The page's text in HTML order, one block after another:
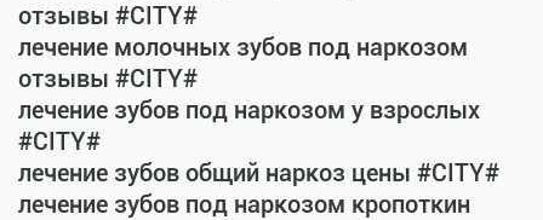
отзывы #CITY#
лечение молочных зубов под наркозом
отзывы #CITY#
лечение зубов под наркозом у взрослых
#CITY#
лечение зубов общий наркоз цены #CITY#
лечение зубов под наркозом кропоткин